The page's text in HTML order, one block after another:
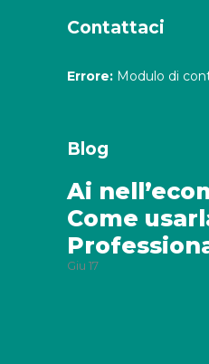
Contattaci
Errore: Modulo di
Blog
Ai
Come
Giu 17